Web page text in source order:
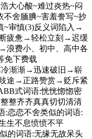
大心酸~难过炎热~闷
不舍腼腆~害羞誊写~抄
~审慎(3)反义词陷入→
疲惫→轻松立刻→迟缓
费小、初中、高中各
免下费载
冷渐渐→迅速破旧→崭
途→正路赞赏→贬斥紧
式词语:恍恍惚惚密
整齐齐真真切切清清
恋恋不舍类似的词语:
生不息愤愤不平
的词语:无缘无故呆头